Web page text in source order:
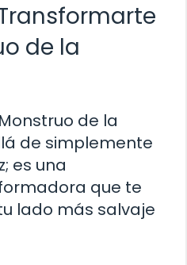
de la
de la
de simplemente
es una
que te
lado más salvaje